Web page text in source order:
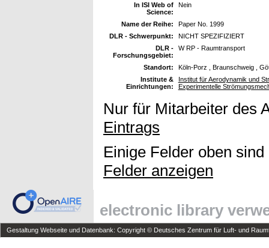
In ISI Web of
Science:
Nein
Name der Reihe:
Paper No. 1999
DLR - Schwerpunkt:
NICHT SPEZIFIZIERT
DLR -
Forschungsgebiet:
W RP - Raumtransport
Standort:
Köln-Porz , Braunschweig ,
Institute &
Einrichtungen:
Institut für Aerodynamik und
Experimentelle
Nur für Mitarbeiter des
Eintrags
Einige Felder oben
Felder anzeigen
electronic library
Gestaltung Webseite und Datenbank: Copyright © Deutsches Zentrum für Luft- und